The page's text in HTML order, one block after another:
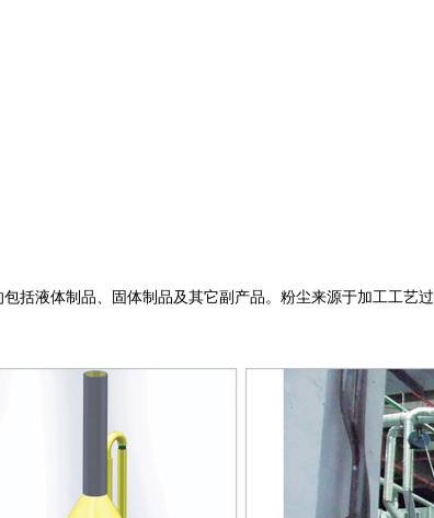
括液体制品、固体制品及其它副产品。粉尘来源于加工工艺